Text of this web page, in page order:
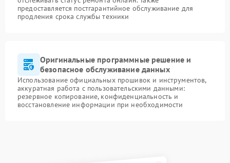
предоставляется постгарантийное обслуживание для
продления срока службы техники
Оригинальные программные решение и
безопасное обслуживание данных
Использование официальных прошивок и инструментов,
аккуратная работа с пользовательскими данными:
резервное копирование, конфиденциальность и
восстановление информации при необходимости